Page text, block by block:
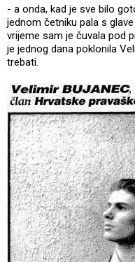
- a onda, kad je sve bilo
jednom četniku pala s
vrijeme sam je čuvala pod
je jednog dana poklonila
trebati.